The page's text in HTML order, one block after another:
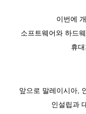
이번에
소프트웨어와 하드
휴
앞으로 말레이시아,
인설립과